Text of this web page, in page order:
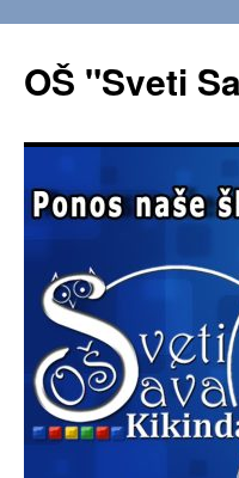
OŠ "Sveti